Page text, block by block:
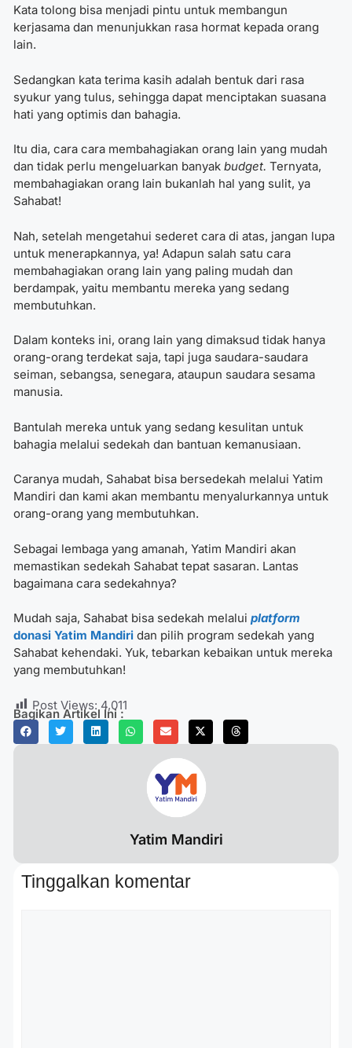
Kata tolong bisa menjadi pintu untuk membangun
kerjasama dan menunjukkan rasa hormat kepada orang
lain.
Sedangkan kata terima kasih adalah bentuk dari rasa
syukur yang tulus, sehingga dapat menciptakan suasana
hati yang optimis dan bahagia.
Itu dia, cara cara membahagiakan orang lain yang mudah
dan tidak perlu mengeluarkan banyak budget. Ternyata,
membahagiakan orang lain bukanlah hal yang sulit, ya
Sahabat!
Nah, setelah mengetahui sederet cara di atas, jangan lupa
untuk menerapkannya, ya! Adapun salah satu cara
membahagiakan orang lain yang paling mudah dan
berdampak, yaitu membantu mereka yang sedang
membutuhkan.
Dalam konteks ini, orang lain yang dimaksud tidak hanya
orang-orang terdekat saja, tapi juga saudara-saudara
seiman, sebangsa, senegara, ataupun saudara sesama
manusia.
Bantulah mereka untuk yang sedang kesulitan untuk
bahagia melalui sedekah dan bantuan kemanusiaan.
Caranya mudah, Sahabat bisa bersedekah melalui Yatim
Mandiri dan kami akan membantu menyalurkannya untuk
orang-orang yang membutuhkan.
Sebagai lembaga yang amanah, Yatim Mandiri akan
memastikan sedekah Sahabat tepat sasaran. Lantas
bagaimana cara sedekahnya?
Mudah saja, Sahabat bisa sedekah melalui platform
donasi Yatim Mandiri dan pilih program sedekah yang
Sahabat kehendaki. Yuk, tebarkan kebaikan untuk mereka
yang membutuhkan!
Post Views: 4,011
Bagikan Artikel Ini :
Yatim Mandiri
Tinggalkan komentar